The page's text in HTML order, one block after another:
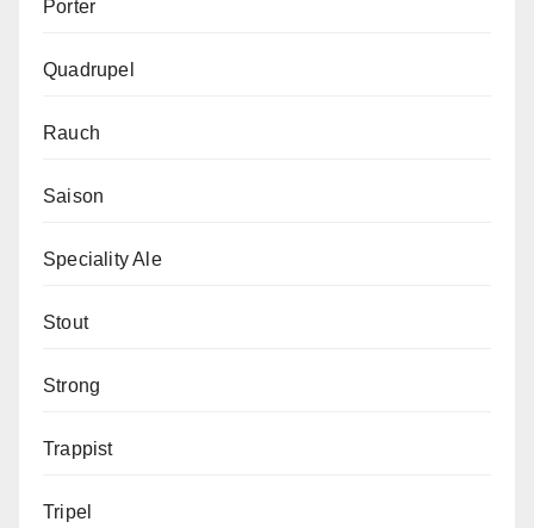
Porter
Quadrupel
Rauch
Saison
Speciality Ale
Stout
Strong
Trappist
Tripel